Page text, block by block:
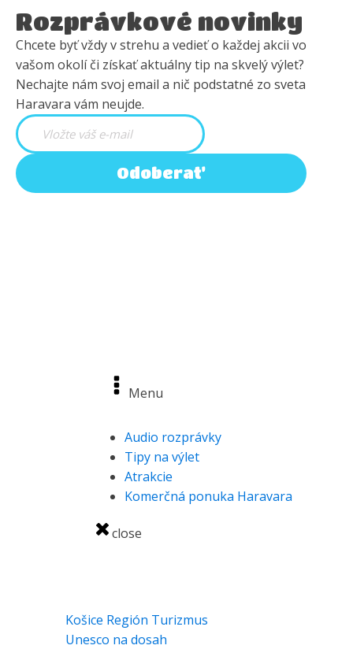
Rozprávkové novinky
Chcete byť vždy v strehu a vedieť o každej akcii vo
vašom okolí či získať aktuálny tip na skvelý výlet?
Nechajte nám svoj email a nič podstatné zo sveta
Haravara vám neujde.
Odoberať
Menu
Audio rozprávky
Tipy na výlet
Atrakcie
Komerčná ponuka Haravara
close
Košice Región Turizmus
Unesco na dosah